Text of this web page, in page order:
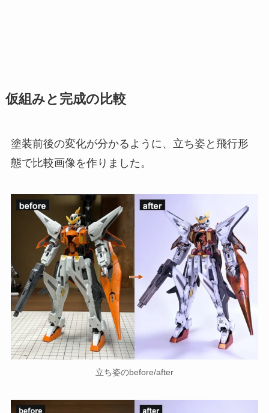
仮組みと完成の比較
塗装前後の変化が分かるように、立ち姿と飛行形
態で比較画像を作りました。
立ち姿のbefore/after